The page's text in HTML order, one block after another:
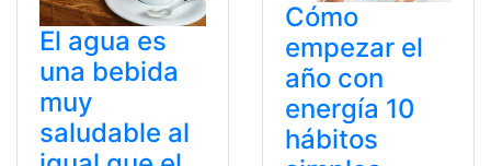
El agua es
una bebida
muy
saludable al
Cómo
empezar el
año con
energía 10
hábitos